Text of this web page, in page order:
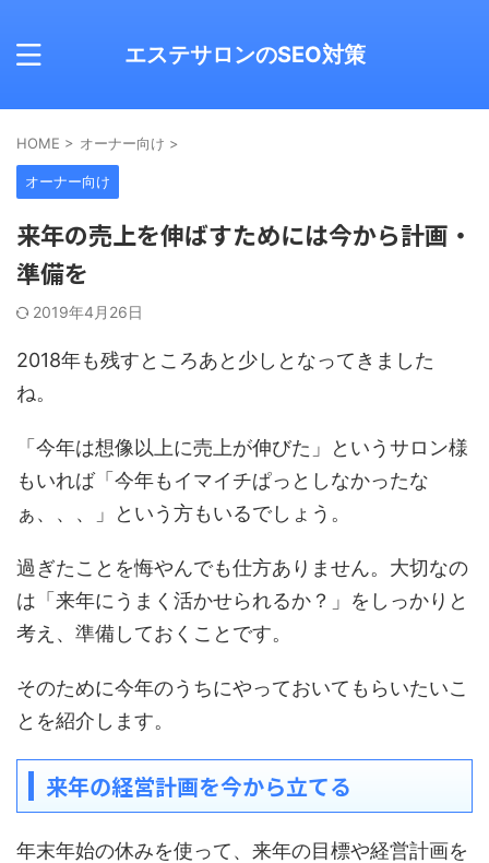
エステサロンのSEO対策
HOME > オーナー向け >
オーナー向け
来年の売上を伸ばすためには今から計画・
準備を
2019年4月26日
2018年も残すところあと少しとなってきました
ね。
「今年は想像以上に売上が伸びた」というサロン様
もいれば「今年もイマイチぱっとしなかったな
ぁ、、、」という方もいるでしょう。
過ぎたことを悔やんでも仕方ありません。大切なの
は「来年にうまく活かせられるか？」をしっかりと
考え、準備しておくことです。
そのために今年のうちにやっておいてもらいたいこ
とを紹介します。
来年の経営計画を今から立てる
年末年始の休みを使って、来年の目標や経営計画を